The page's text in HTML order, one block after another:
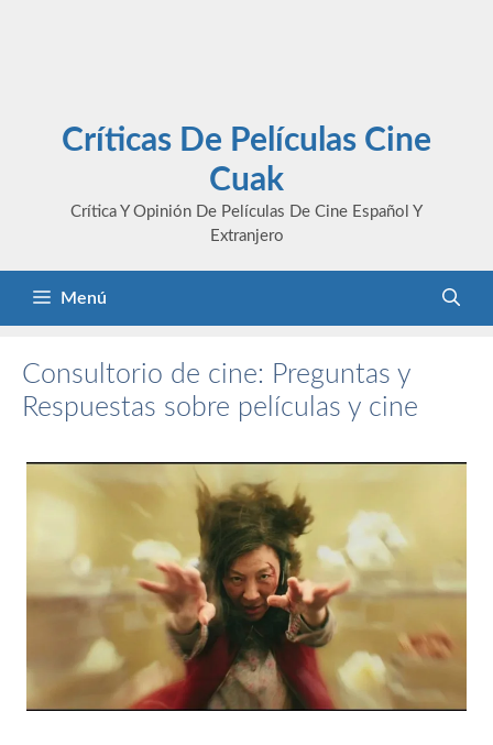
Críticas De Películas Cine
Cuak
Crítica Y Opinión De Películas De Cine Español Y
Extranjero
Menú
Consultorio de cine: Preguntas y
Respuestas sobre películas y cine